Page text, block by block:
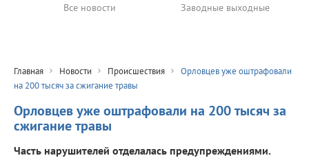
Все новости Заводные выходные
Главная Новости Происшествия
Орловцев уже оштрафовали
на 200 тысяч за сжигание травы
Орловцев уже оштрафовали на 200 тысяч за
сжигание травы
Часть нарушителей отделалась предупреждениями.